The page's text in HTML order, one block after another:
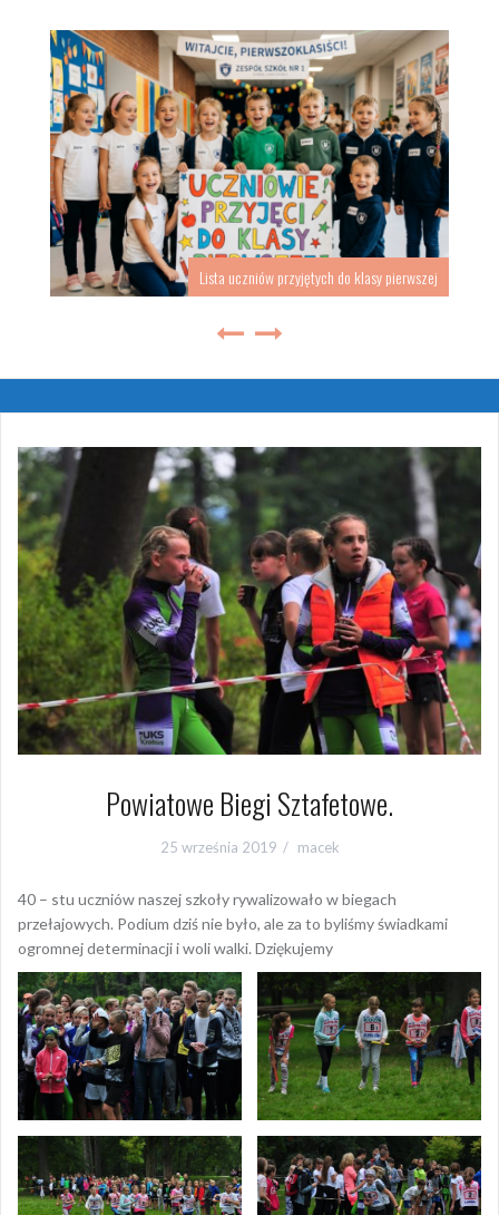
Lista uczniów przyjętych do klasy pierwszej
Powiatowe Biegi Sztafetowe.
25 września 2019 macek
40 – stu uczniów naszej szkoły rywalizowało w biegach
przełajowych. Podium dziś nie było, ale za to byliśmy świadkami
ogromnej determinacji i woli walki. Dziękujemy